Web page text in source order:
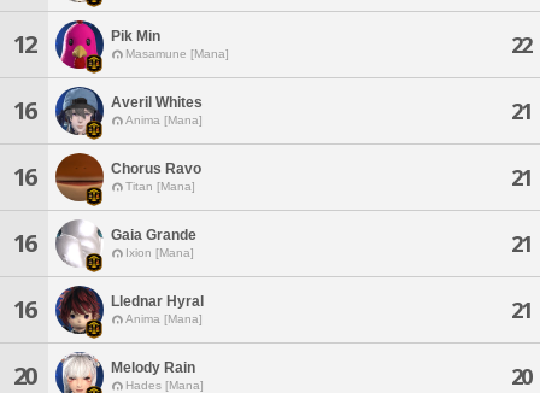
12 Pik Min
Masamune [Mana] 22
16 Averil Whites
Anima [Mana] 21
16 Chorus Ravo
Titan [Mana] 21
16 Gaia Grande
Ixion [Mana] 21
16 Llednar Hyral
Anima [Mana] 21
20 Melody Rain
Hades [Mana] 20